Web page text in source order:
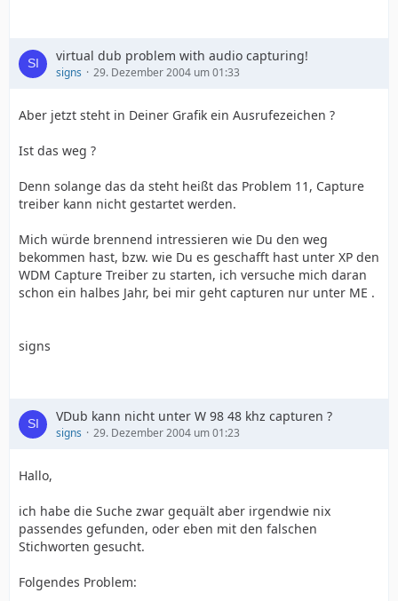
virtual dub problem with audio capturing!
signs 29. Dezember 2004 um 01:33
Aber jetzt steht in Deiner Grafik ein Ausrufezeichen ?
Ist das weg ?
Denn solange das da steht heißt das Problem 11, Capture
treiber kann nicht gestartet werden.
Mich würde brennend intressieren wie Du den weg
bekommen hast, bzw. wie Du es geschafft hast unter XP den
WDM Capture Treiber zu starten, ich versuche mich daran
schon ein halbes Jahr, bei mir geht capturen nur unter ME .
signs
VDub kann nicht unter W 98 48 khz capturen ?
signs 29. Dezember 2004 um 01:23
Hallo,
ich habe die Suche zwar gequält aber irgendwie nix
passendes gefunden, oder eben mit den falschen
Stichworten gesucht.
Folgendes Problem: